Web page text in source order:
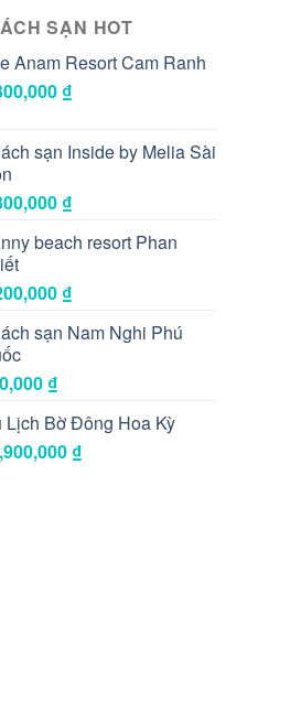
SẠN HOT
Anam Resort Cam Ranh
₫
sạn Inside by Melia Sài
₫
beach resort Phan
₫
sạn Nam Nghi Phú
₫
Lịch Bờ Đông Hoa Kỳ
₫